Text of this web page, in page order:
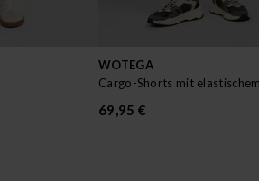
WOTEGA
69,95 €